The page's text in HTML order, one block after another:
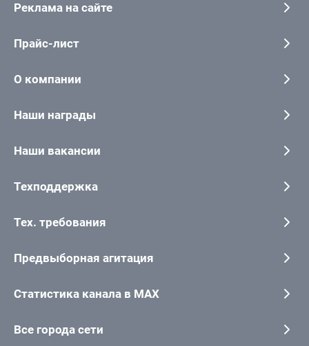
Реклама на сайте
Прайс-лист
О компании
Наши награды
Наши вакансии
Техподдержка
Тех. требования
Предвыборная агитация
Статистика канала в MAX
Все города сети